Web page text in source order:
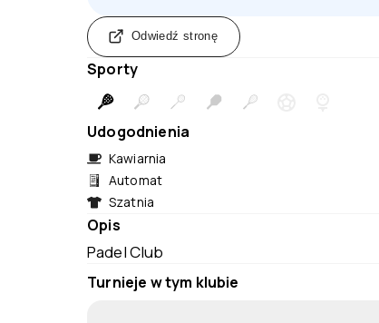
Odwiedź stronę
Sporty
Udogodnienia
Kawiarnia
Automat
Szatnia
Opis
Padel Club
Turnieje w tym klubie